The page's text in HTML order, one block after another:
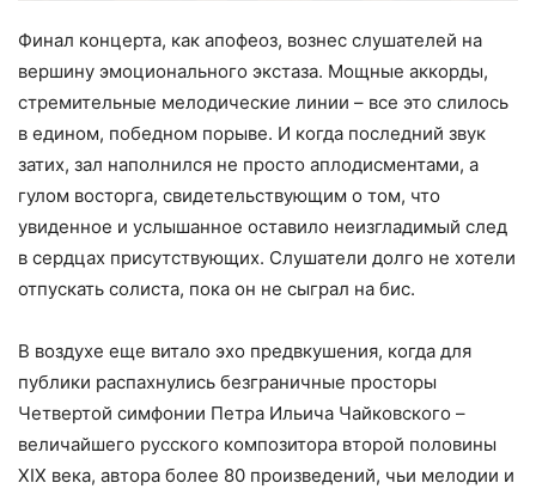
Финал концерта, как апофеоз, вознес слушателей на
вершину эмоционального экстаза. Мощные аккорды,
стремительные мелодические линии – все это слилось
в едином, победном порыве. И когда последний звук
затих, зал наполнился не просто аплодисментами, а
гулом восторга, свидетельствующим о том, что
увиденное и услышанное оставило неизгладимый след
в сердцах присутствующих. Слушатели долго не хотели
отпускать солиста, пока он не сыграл на бис.
В воздухе еще витало эхо предвкушения, когда для
публики распахнулись безграничные просторы
Четвертой симфонии Петра Ильича Чайковского –
величайшего русского композитора второй половины
XIX века, автора более 80 произведений, чьи мелодии и